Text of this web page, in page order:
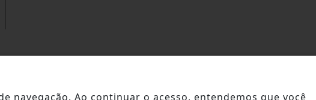
navegação. Ao continuar o acesso, entendemos que você